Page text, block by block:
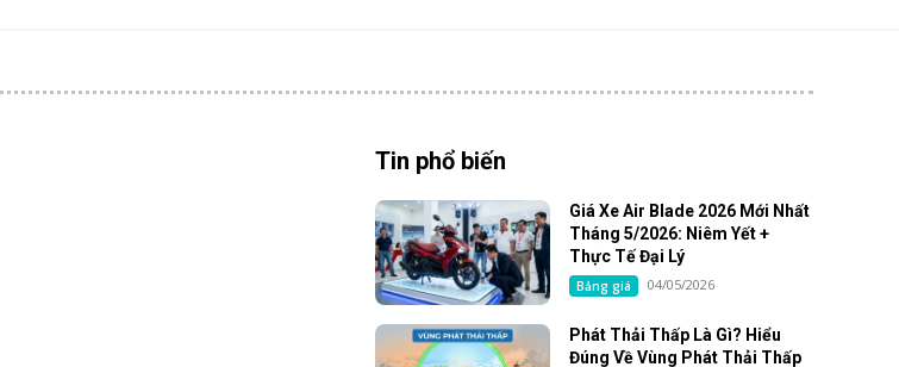
Tin phổ biến
Giá Xe Air Blade 2026 Mới Nhất
Tháng 5/2026: Niêm Yết +
Thực Tế Đại Lý
Bảng giá 04/05/2026
Phát Thải Thấp Là Gì? Hiểu
Đúng Về Vùng Phát Thải Thấp